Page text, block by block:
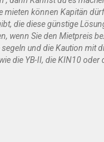
mieten können Kapitän
die diese günstige
wenn Sie den Mietpreis
und die Kaution mit
die YB-II, die KIN10